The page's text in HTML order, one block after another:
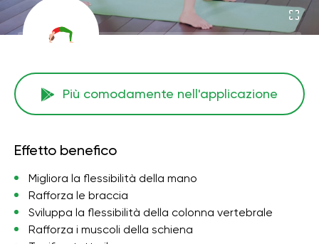
Più comodamente nell'applicazione
Effetto benefico
Migliora la flessibilità della mano
Rafforza le braccia
Sviluppa la flessibilità della colonna vertebrale
Rafforza i muscoli della schiena